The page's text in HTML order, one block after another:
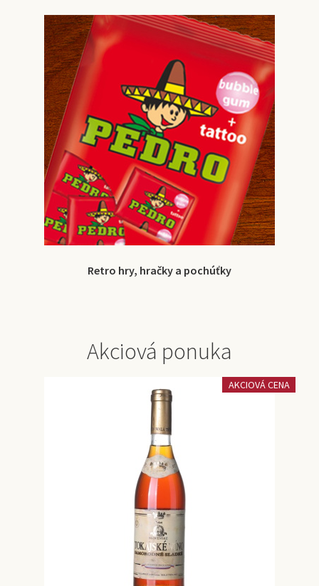
Retro hry, hračky a pochúťky
Akciová ponuka
AKCIOVÁ CENA